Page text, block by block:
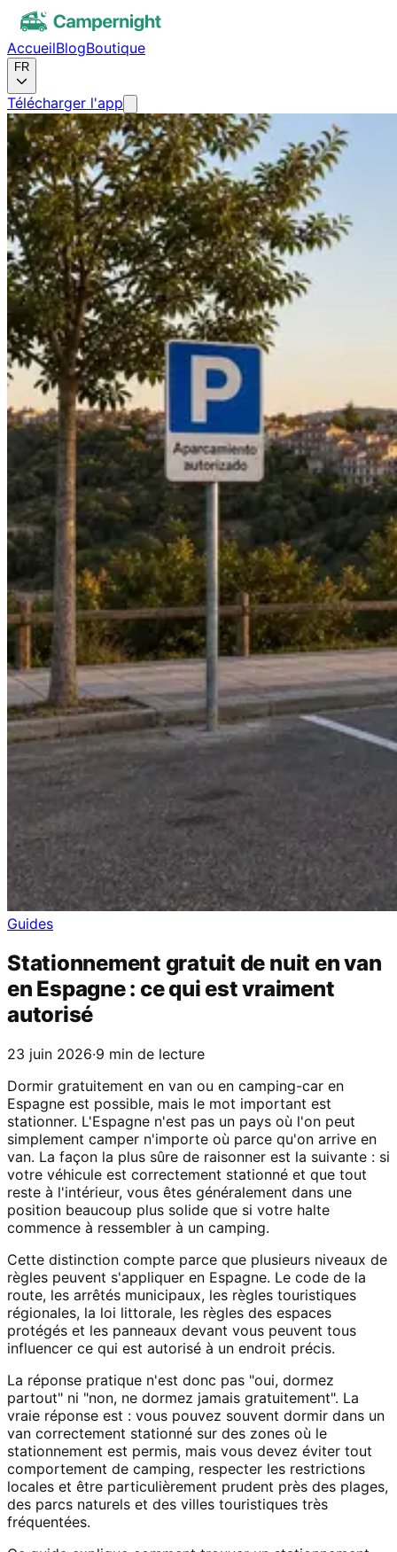
AccueilBlogBoutique
FR
Télécharger l'app
Guides
Stationnement gratuit de nuit en van
en Espagne : ce qui est vraiment
autorisé
23 juin 2026·9 min de lecture
Dormir gratuitement en van ou en camping-car en
Espagne est possible, mais le mot important est
stationner. L'Espagne n'est pas un pays où l'on peut
simplement camper n'importe où parce qu'on arrive en
van. La façon la plus sûre de raisonner est la suivante : si
votre véhicule est correctement stationné et que tout
reste à l'intérieur, vous êtes généralement dans une
position beaucoup plus solide que si votre halte
commence à ressembler à un camping.
Cette distinction compte parce que plusieurs niveaux de
règles peuvent s'appliquer en Espagne. Le code de la
route, les arrêtés municipaux, les règles touristiques
régionales, la loi littorale, les règles des espaces
protégés et les panneaux devant vous peuvent tous
influencer ce qui est autorisé à un endroit précis.
La réponse pratique n'est donc pas "oui, dormez
partout" ni "non, ne dormez jamais gratuitement". La
vraie réponse est : vous pouvez souvent dormir dans un
van correctement stationné sur des zones où le
stationnement est permis, mais vous devez éviter tout
comportement de camping, respecter les restrictions
locales et être particulièrement prudent près des plages,
des parcs naturels et des villes touristiques très
fréquentées.